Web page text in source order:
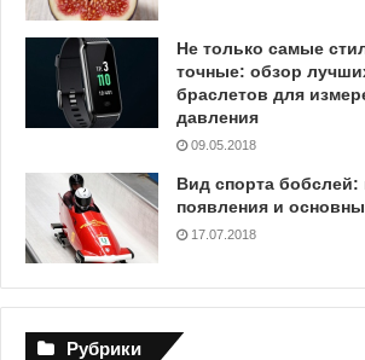
Не только самые
точные: обзор
браслетов для
давления
09.05.2018
Вид спорта бобслей:
появления и
17.07.2018
Рубрики